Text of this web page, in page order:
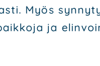
Myös
ja